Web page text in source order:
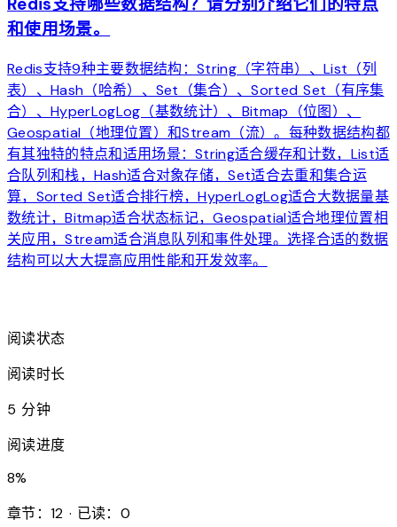
和使用场景。
Redis支持9种主要数据结构：String（字符串）、List（列
表）、Hash（哈希）、Set（集合）、Sorted Set（有序集
合）、HyperLogLog（基数统计）、Bitmap（位图）、
Geospatial（地理位置）和Stream（流）。每种数据结构都
有其独特的特点和适用场景：String适合缓存和计数，List适
合队列和栈，Hash适合对象存储，Set适合去重和集合运
算，Sorted Set适合排行榜，HyperLogLog适合大数据量基
数统计，Bitmap适合状态标记，Geospatial适合地理位置相
关应用，Stream适合消息队列和事件处理。选择合适的数据
结构可以大大提高应用性能和开发效率。
阅读状态
阅读时长
5 分钟
阅读进度
8%
章节：12 · 已读：0